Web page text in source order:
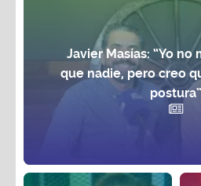
Javier Masías: “Yo no
que nadie, pero creo
postura”